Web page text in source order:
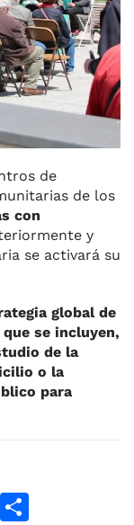
de
de los
con
y
se activará su
global de
se incluyen,
de la
o la
para
E